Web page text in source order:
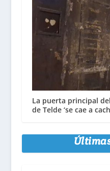
La puerta principal
de Telde ‘se cae a